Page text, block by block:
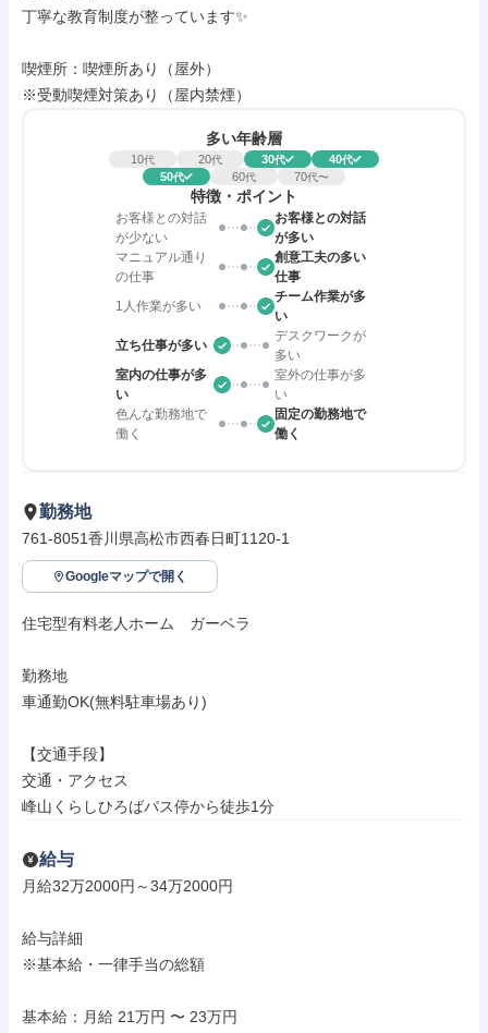
丁寧な教育制度が整っています✨
喫煙所：喫煙所あり（屋外）
※受動喫煙対策あり（屋内禁煙）
多い年齢層
10代 20代 30代 40代
50代 60代 70代〜
特徴・ポイント
お客様との対話
が少ない
お客様との対話
が多い
マニュアル通り
の仕事
創意工夫の多い
仕事
1人作業が多い
チーム作業が多
い
立ち仕事が多い
デスクワークが
多い
室内の仕事が多
い
室外の仕事が多
い
色んな勤務地で
働く
固定の勤務地で
働く
勤務地
761-8051香川県高松市西春日町1120-1
Googleマップで開く
住宅型有料老人ホーム　ガーベラ
勤務地
車通勤OK(無料駐車場あり)
【交通手段】
交通・アクセス
峰山くらしひろばバス停から徒歩1分
給与
月給32万2000円～34万2000円
給与詳細
※基本給・一律手当の総額
基本給：月給 21万円 〜 23万円